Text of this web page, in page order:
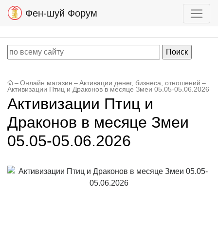
Фен-шуй Форум
– Онлайн магазин – Активации денег, бизнеса, отношений –
Активизации Птиц и Драконов в месяце Змеи 05.05-05.06.2026
Активизации Птиц и
Драконов в месяце Змеи
05.05-05.06.2026